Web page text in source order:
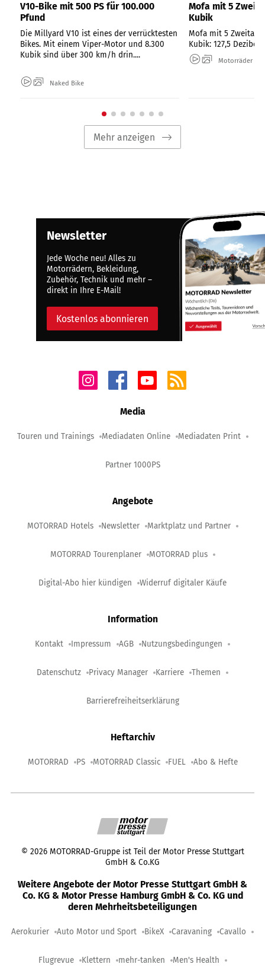
V10-Bike mit 500 PS für 100.000
Pfund
Die Millyard V10 ist eines der verrücktesten
Bikes. Mit einem Viper-Motor und 8.300
Kubik sind über 300 km/h drin....
Naked Bike
Mofa mit 5
Kubik
Mofa mit 5
Kubik: 127,5 Dezibel
Motorräder
Mehr anzeigen
Newsletter
Jede Woche neu! Alles zu
Motorrädern, Bekleidung,
Zubehör, Technik und mehr –
direkt in Ihre E-Mail!
Kostenlos abonnieren
Media
Touren und Trainings Mediadaten Online Mediadaten Print
Partner 1000PS
Angebote
MOTORRAD Hotels Newsletter Marktplatz und Partner
MOTORRAD Tourenplaner MOTORRAD plus
Digital-Abo hier kündigen Widerruf digitaler Käufe
Information
Kontakt Impressum AGB Nutzungsbedingungen
Datenschutz Privacy Manager Karriere Themen
Barrierefreiheitserklärung
Heftarchiv
MOTORRAD PS MOTORRAD Classic FUEL Abo & Hefte
© 2026 MOTORRAD-Gruppe ist Teil der Motor Presse Stuttgart
GmbH & Co.KG
Weitere Angebote der Motor Presse Stuttgart GmbH &
Co. KG & Motor Presse Hamburg GmbH & Co. KG und
deren Mehrheitsbeteiligungen
Aerokurier Auto Motor und Sport BikeX Caravaning Cavallo
Flugrevue Klettern mehr-tanken Men's Health